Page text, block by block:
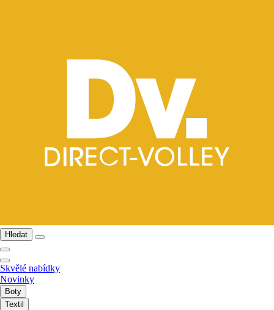
Hledat
Skvělé nabídky
Novinky
Boty
Textil